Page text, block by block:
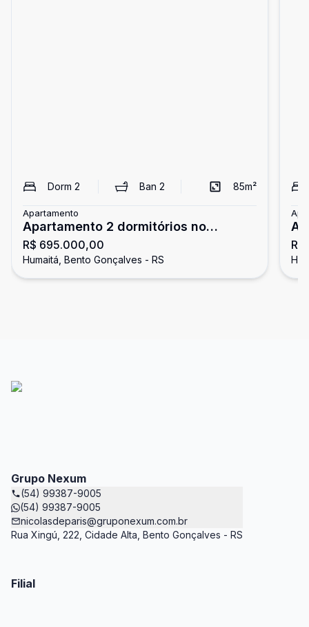
Dorm 2 Ban2 85m²
Apartamento
Apartamento 2 dormitórios no
Humaitá
R$ 695.000,00
Humaitá, Bento Gonçalves - RS
Grupo Nexum
(54) 99387-9005
(54) 99387-9005
nicolasdeparis@gruponexum.com.br
Rua Xingú, 222, Cidade Alta, Bento Gonçalves - RS
Filial